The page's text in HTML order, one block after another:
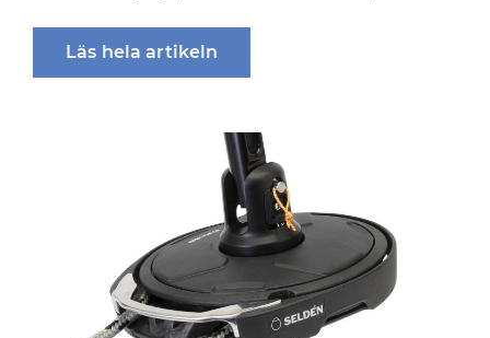
Läs hela artikeln